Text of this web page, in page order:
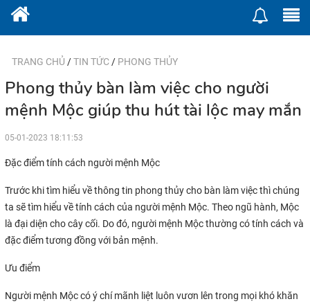
TRANG CHỦ /TIN TỨC / PHONG THỦY
Phong thủy bàn làm việc cho người
mệnh Mộc giúp thu hút tài lộc may mắn
05-01-2023 18:11:53
Đặc điểm tính cách người mệnh Mộc
Trước khi tìm hiểu về thông tin phong thủy cho bàn làm việc thì chúng
ta sẽ tìm hiểu về tính cách của người mệnh Mộc. Theo ngũ hành, Mộc
là đại diện cho cây cối. Do đó, người mệnh Mộc thường có tính cách và
đặc điểm tương đồng với bản mệnh.
Ưu điểm
Người mệnh Mộc có ý chí mãnh liệt luôn vươn lên trong mọi khó khăn